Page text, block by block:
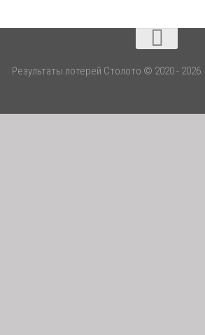
Результаты лотерей Столото © 2020 -